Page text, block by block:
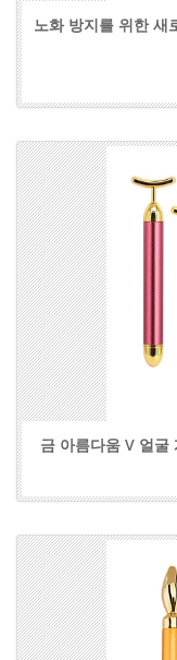
노화 방지를 위한 새
금 아름다움 V 얼굴